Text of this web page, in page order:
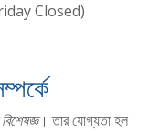
Closed)
। তার যোগ্যতা হল